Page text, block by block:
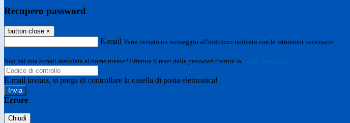
Recupero password
button close ×
E-mail Verrà inviato un messaggio all'indirizzo indicato con le istruzioni necessarie.
Non hai una e-mail associata al nome utente? Effettua il reset della password tramite la
E-mail inviata, si prega di controllare la casella di posta elettronica!
Errore
Chiudi